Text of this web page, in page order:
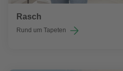
Rasch
Rund um Tapeten